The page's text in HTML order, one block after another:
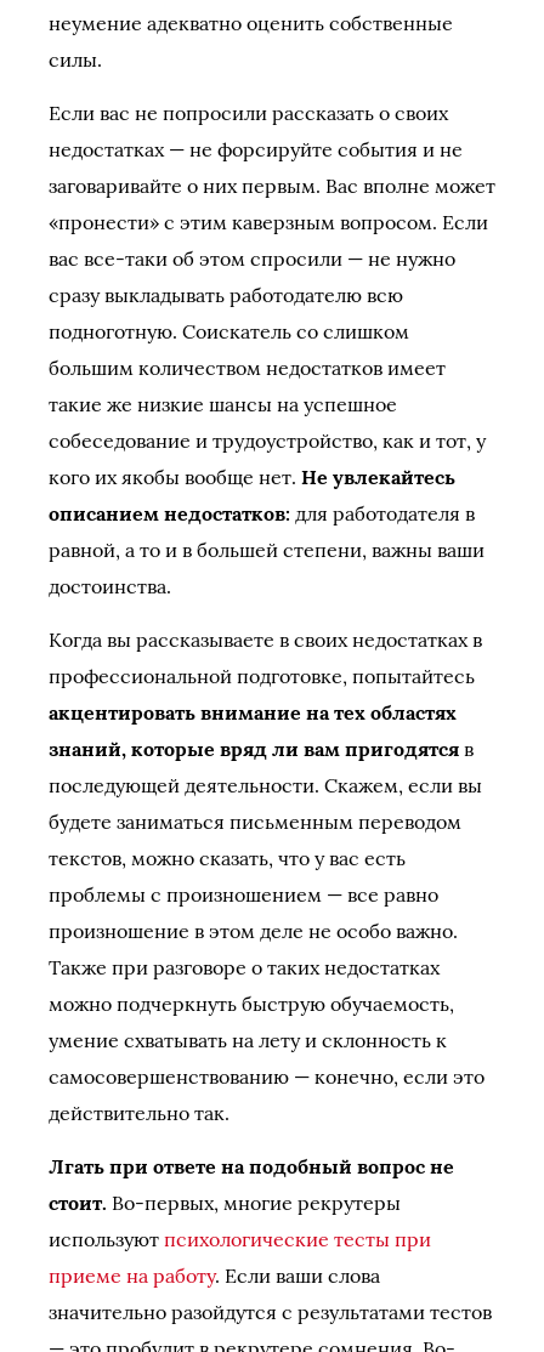
неумение адекватно оценить собственные
силы.
Если вас не попросили рассказать о своих
недостатках — не форсируйте события и не
заговаривайте о них первым. Вас вполне может
«пронести» с этим каверзным вопросом. Если
вас все-таки об этом спросили — не нужно
сразу выкладывать работодателю всю
подноготную. Соискатель со слишком
большим количеством недостатков имеет
такие же низкие шансы на успешное
собеседование и трудоустройство, как и тот, у
кого их якобы вообще нет. Не увлекайтесь
описанием недостатков: для работодателя в
равной, а то и в большей степени, важны ваши
достоинства.
Когда вы рассказываете в своих недостатках в
профессиональной подготовке, попытайтесь
акцентировать внимание на тех областях
знаний, которые вряд ли вам пригодятся в
последующей деятельности. Скажем, если вы
будете заниматься письменным переводом
текстов, можно сказать, что у вас есть
проблемы с произношением — все равно
произношение в этом деле не особо важно.
Также при разговоре о таких недостатках
можно подчеркнуть быструю обучаемость,
умение схватывать на лету и склонность к
самосовершенствованию — конечно, если это
действительно так.
Лгать при ответе на подобный вопрос не
стоит. Во-первых, многие рекрутеры
используют психологические тесты при
приеме на работу. Если ваши слова
значительно разойдутся с результатами тестов